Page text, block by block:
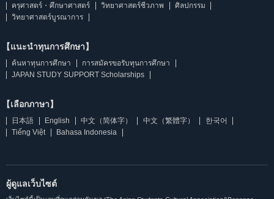
ครุศาสตร์・ศึกษาศาสตร์
วิทยาศาสตร์ชีวภาพ
ศิลปกรรม
วิทยาศาสตร์บูรณาการ
【แนะนำทุนการศึกษา】
ค้นหาทุนการศึกษา
การสมัครขอรับทุนการศึกษา
JAPAN STUDY SUPPORT Scholarships
【เลือกภาษา】
日本語 English 中文（简体字） 中文（繁體字）
한국어
Tiếng Việt
Bahasa Indonesia
ผู้ดูแลเว็บไซต์